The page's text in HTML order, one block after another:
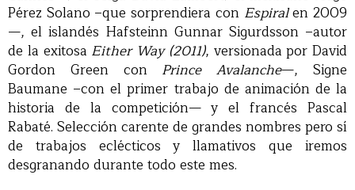
Pérez Solano –que sorprendiera con Espiralen 2009
—, el islandés Hafsteinn Gunnar Sigurdsson –autor
de la exitosa Either Way (2011), versionada por David
Gordon Green con Prince Avalanche—, Signe
Baumane –con el primer trabajo de animación de la
historia de la competición— y el francés Pascal
Rabaté. Selección carente de grandes nombres pero sí
de trabajos eclécticos y llamativos que iremos
desgranando durante todo este mes.